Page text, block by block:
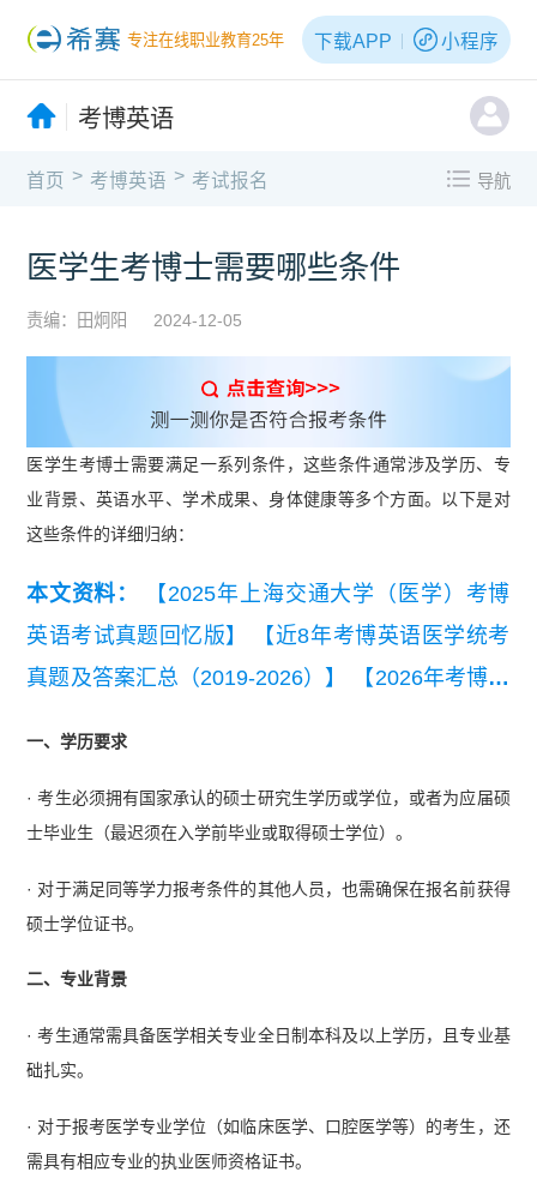
专注在线职业教育25年 下载APP 小程序
考博英语
首页 > 考博英语 > 考试报名 导航
医学生考博士需要哪些条件
责编：田炯阳 2024-12-05
医学生考博士需要满足一系列条件，这些条件通常涉及学历、专
业背景、英语水平、学术成果、身体健康等多个方面。以下是对
这些条件的详细归纳：
本文资料：
【2025年上海交通大学（医学）考博
英语考试真题回忆版】
【近8年考博英语医学统考
真题及答案汇总（2019-2026）】
【2026年考博英
词】 【2025年全国医学统考考博英语考试真题回
忆版】
一、学历要求
· 考生必须拥有国家承认的硕士研究生学历或学位，或者为应届硕
士毕业生（最迟须在入学前毕业或取得硕士学位）。
· 对于满足同等学力报考条件的其他人员，也需确保在报名前获得
硕士学位证书。
二、专业背景
· 考生通常需具备医学相关专业全日制本科及以上学历，且专业基
础扎实。
· 对于报考医学专业学位（如临床医学、口腔医学等）的考生，还
需具有相应专业的执业医师资格证书。